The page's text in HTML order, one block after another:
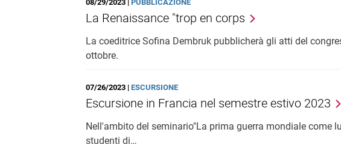
08/29/2023 |PUBBLICAZIONE
La Renaissance "trop en corps
La coeditrice Sofina Dembruk pubblicherà gli atti del
ottobre.
07/26/2023 |ESCURSIONE
Escursione in Francia nel semestre estivo 2023
Nell'ambito del seminario"La prima guerra mondiale come
studenti di…